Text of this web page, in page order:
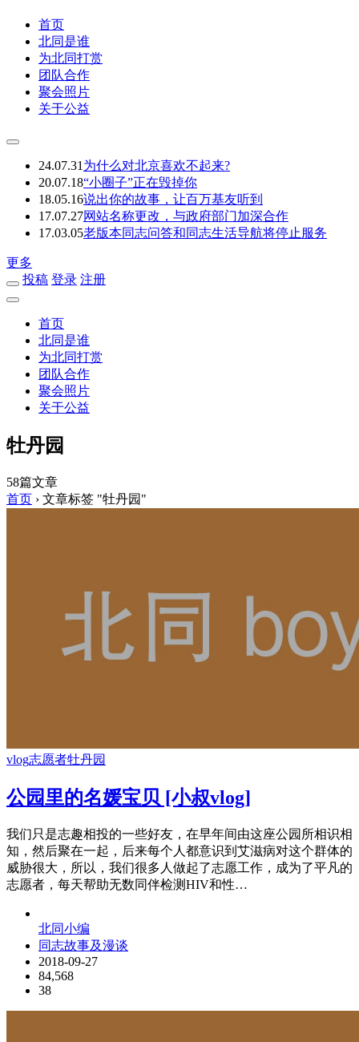
首页
北同是谁
为北同打赏
团队合作
聚会照片
关于公益
24.07.31为什么对北京喜欢不起来?
20.07.18“小圈子”正在毁掉你
18.05.16说出你的故事，让百万基友听到
17.07.27网站名称更改，与政府部门加深合作
17.03.05老版本同志问答和同志生活导航将停止服务
更多
投稿 登录 注册
首页
北同是谁
为北同打赏
团队合作
聚会照片
关于公益
牡丹园
58篇文章
首页 › 文章标签 "牡丹园"
vlog志愿者牡丹园
公园里的名媛宝贝 [小叔vlog]
我们只是志趣相投的一些好友，在早年间由这座公园所相识相
知，然后聚在一起，后来每个人都意识到艾滋病对这个群体的
威胁很大，所以，我们很多人做起了志愿工作，成为了平凡的
志愿者，每天帮助无数同伴检测HIV和性…
北同小编
同志故事及漫谈
2018-09-27
84,568
38